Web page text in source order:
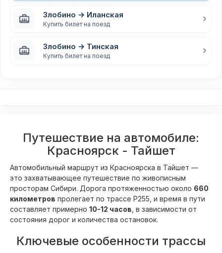
Злобино → Иланская
Купить билет на поезд
Злобино → Тинская
Купить билет на поезд
Путешествие на автомобиле:
Красноярск - Тайшет
Автомобильный маршрут из Красноярска в Тайшет —
это захватывающее путешествие по живописным
просторам Сибири. Дорога протяженностью около 660
километров пролегает по трассе Р255, и время в пути
составляет примерно 10-12 часов , в зависимости от
состояния дорог и количества остановок.
Ключевые особенности трассы